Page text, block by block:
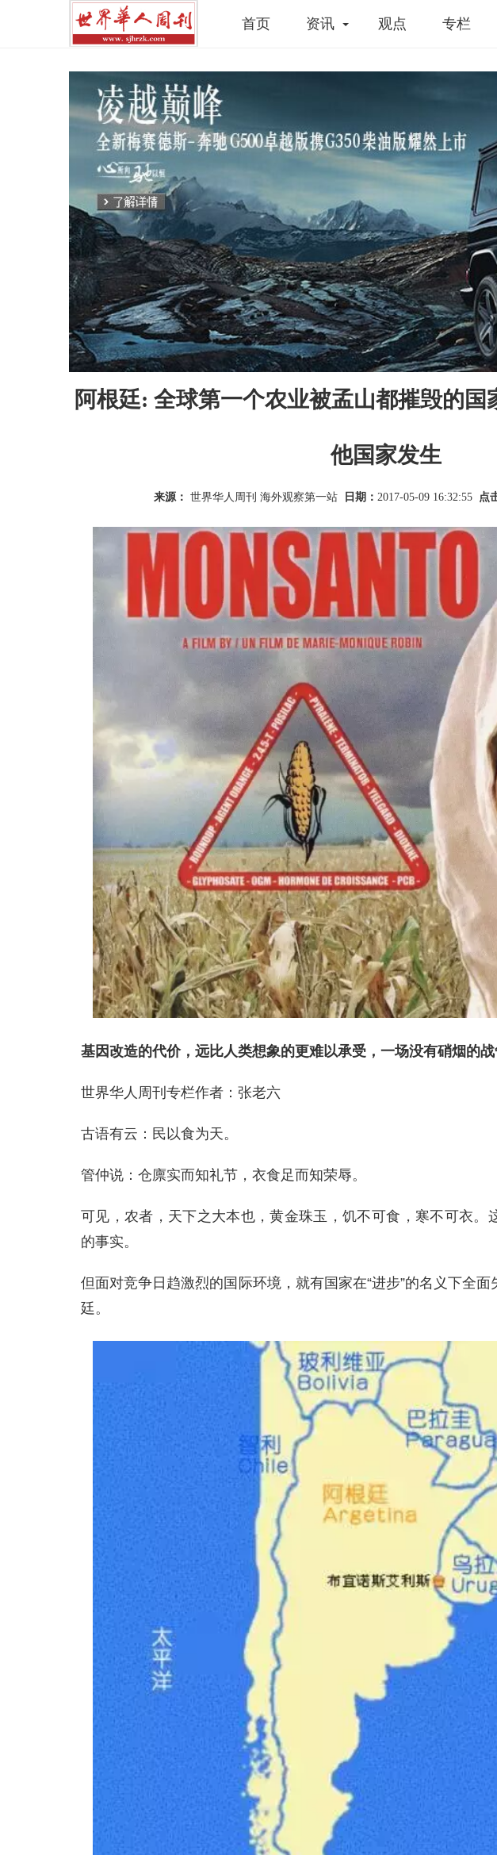
首页 资讯 观点 专栏
阿根廷: 全球第一个农业被孟山都摧毁的国
他国家发生
来源： 世界华人周刊 海外观察第一站 日期： 2017-05-09 16:32:55 点
基因改造的代价，远比人类想象的更难以承受，一场没有硝烟的战
世界华人周刊专栏作者：张老六
古语有云：民以食为天。
管仲说：仓廪实而知礼节，衣食足而知荣辱。
可见，农者，天下之大本也，黄金珠玉，饥不可食，寒不可衣。
的事实。
但面对竞争日趋激烈的国际环境，就有国家在“进步”的名义下全
廷。